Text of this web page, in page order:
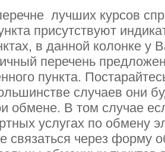
лучших курсов
присутствуют
в данной колонке у
перечень
пункта.
случаев они
обмене. В том случае
услугах по обмену
связаться через форму